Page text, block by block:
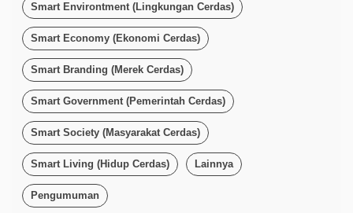
Smart Environtment (Lingkungan Cerdas)
Smart Economy (Ekonomi Cerdas)
Smart Branding (Merek Cerdas)
Smart Government (Pemerintah Cerdas)
Smart Society (Masyarakat Cerdas)
Smart Living (Hidup Cerdas) Lainnya
Pengumuman